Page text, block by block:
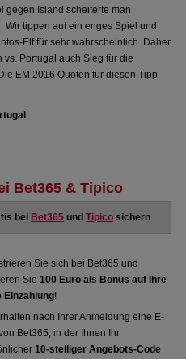
gegen Island scheiterte man
tippen auf ein enges Spiel und
Elf für sehr wahrscheinlich. Daher
vs. Portugal auch Sieg für die
EM 2016 Quoten für diesen Tipp
Bet365 & Tipico
bei Bet365 undTipico sichern
Sie sich bei Bet365 und
Sie100 Euro als Bonus auf Ihre
Einzahlung!
nach Ihrer Anmeldung eine E-
Bet365, in der Ihnen Ihr
10-stelliger Angebots-Code